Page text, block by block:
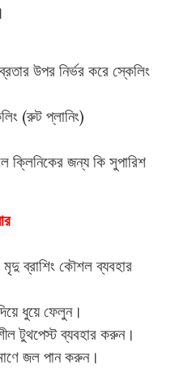
উপর নির্ভর করে স্কেলিং
(রুট প্লানিং)
ক্লিনিকের জন্য কি সুপারিশ
ব্রাশিং কৌশল ব্যবহার
ধুয়ে ফেলুন।
টুথপেস্ট ব্যবহার করুন।
জল পান করুন।